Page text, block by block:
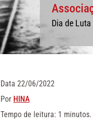
Dia de
Data 22/06/2022
Por HINA
Tempo de leitura: 1 minutos.